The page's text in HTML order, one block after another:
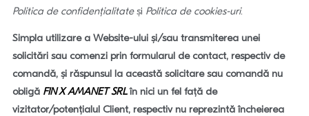
Politica de confidențialitateși Politica de cookies-uri.
Simpla utilizare a Website-ului și/sau transmiterea unei
solicitări sau comenzi prin formularul de contact, respectiv de
comandă, și răspunsul la această solicitare sau comandă nu
obligă FIN X AMANET SRLîn nici un fel față de
vizitator/potențialul Client, respectiv nu reprezintă încheierea